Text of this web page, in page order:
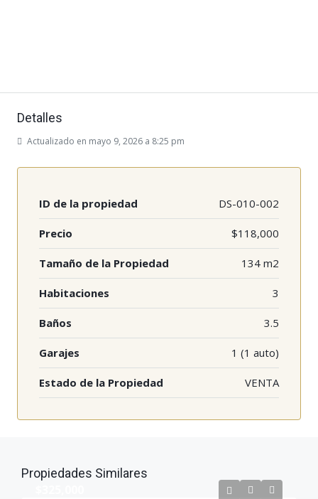
Detalles
Actualizado en mayo 9, 2026 a 8:25 pm
ID de la propiedad DS-010-002
Precio $118,000
Tamaño de la Propiedad 134 m2
Habitaciones 3
Baños 3.5
Garajes 1 (1 auto)
Estado de la Propiedad VENTA
Propiedades Similares